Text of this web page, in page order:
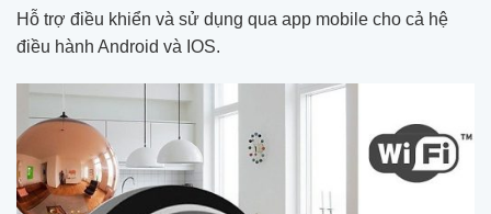
Hỗ trợ điều khiển và sử dụng qua app mobile cho cả hệ
điều hành Android và IOS.